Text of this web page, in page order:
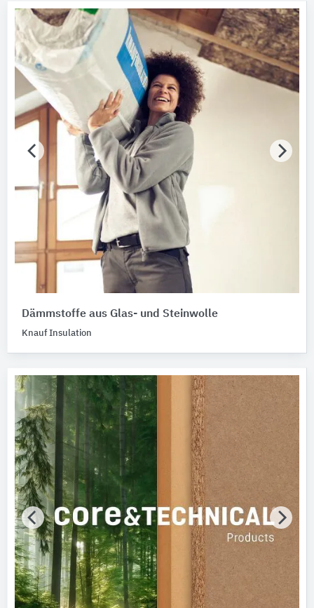
Dämmstoffe aus Glas- und Steinwolle
Knauf Insulation